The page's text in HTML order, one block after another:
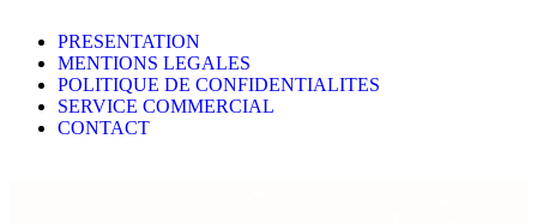
PRESENTATION
MENTIONS LEGALES
POLITIQUE DE CONFIDENTIALITES
SERVICE COMMERCIAL
CONTACT